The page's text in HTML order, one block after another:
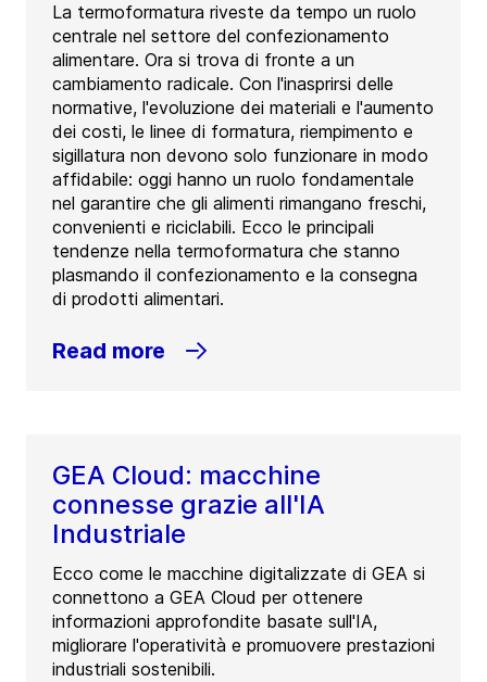
La termoformatura riveste da tempo un ruolo
centrale nel settore del confezionamento
alimentare. Ora si trova di fronte a un
cambiamento radicale. Con l'inasprirsi delle
normative, l'evoluzione dei materiali e l'aumento
dei costi, le linee di formatura, riempimento e
sigillatura non devono solo funzionare in modo
affidabile: oggi hanno un ruolo fondamentale
nel garantire che gli alimenti rimangano freschi,
convenienti e riciclabili. Ecco le principali
tendenze nella termoformatura che stanno
plasmando il confezionamento e la consegna
di prodotti alimentari.
Read more
GEA Cloud: macchine
connesse grazie all'IA
Industriale
Ecco come le macchine digitalizzate di GEA si
connettono a GEA Cloud per ottenere
informazioni approfondite basate sull'IA,
migliorare l'operatività e promuovere prestazioni
industriali sostenibili.